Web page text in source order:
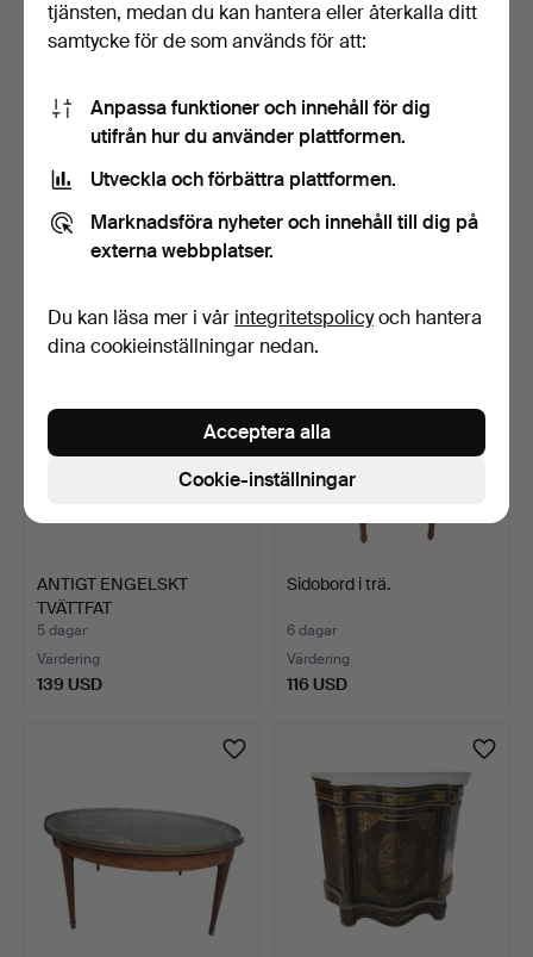
"Rump"-pall.
4 dagar
Par pallar i svart konstläder.
4 dagar
ANTIGT ENGELSKT
TVÄTTFAT
JOHNSON&BROS. POR…
5 dagar
Värdering
139 USD
Sidobord i trä.
6 dagar
Värdering
116 USD
tjänsten, medan du kan hantera eller återkalla ditt
samtycke för de som används för att:
Anpassa funktioner och innehåll för dig
utifrån hur du använder plattformen.
Utveckla och förbättra plattformen.
Marknadsföra nyheter och innehåll till dig på
externa webbplatser.
Du kan läsa mer i vår integritetspolicyoch hantera
dina cookieinställningar nedan.
Cookie-inställningar
Acceptera alla